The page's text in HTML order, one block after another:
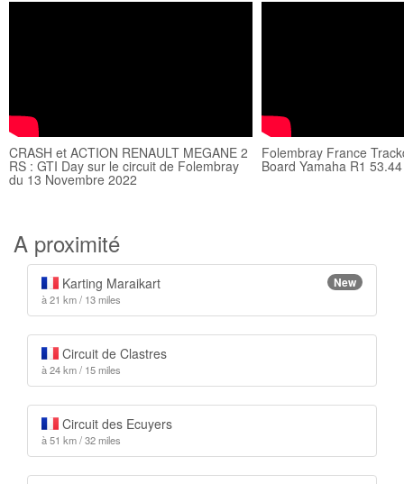
CRASH et ACTION RENAULT MEGANE 2
RS : GTI Day sur le circuit de Folembray
du 13 Novembre 2022
Folembray France
Board Yamaha R1
A proximité
Karting Maraikart New
à 21 km / 13 miles
Circuit de Clastres
à 24 km / 15 miles
Circuit des Ecuyers
à 51 km / 32 miles